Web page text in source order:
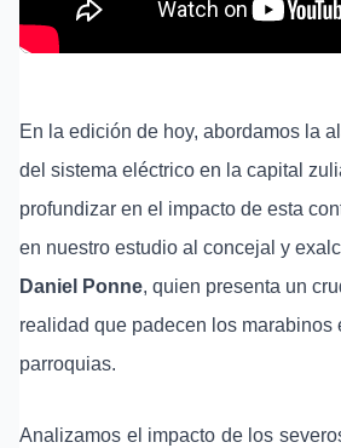
En la edición de hoy, abordamos la
del sistema eléctrico en la capital
profundizar en el impacto de esta
en nuestro estudio al concejal y
Daniel Ponne, quien presenta un
realidad que padecen los marabinos
parroquias.
Analizamos el impacto de los